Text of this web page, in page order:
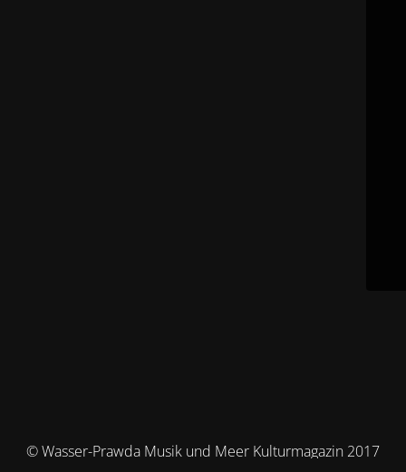
© Wasser-Prawda Musik und Meer Kulturmagazin 2017